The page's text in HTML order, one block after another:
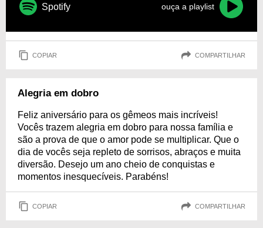
Spotify ouça a playlist
COPIAR COMPARTILHAR
Alegria em dobro
Feliz aniversário para os gêmeos mais incríveis!
Vocês trazem alegria em dobro para nossa família e
são a prova de que o amor pode se multiplicar. Que o
dia de vocês seja repleto de sorrisos, abraços e muita
diversão. Desejo um ano cheio de conquistas e
momentos inesquecíveis. Parabéns!
COPIAR COMPARTILHAR